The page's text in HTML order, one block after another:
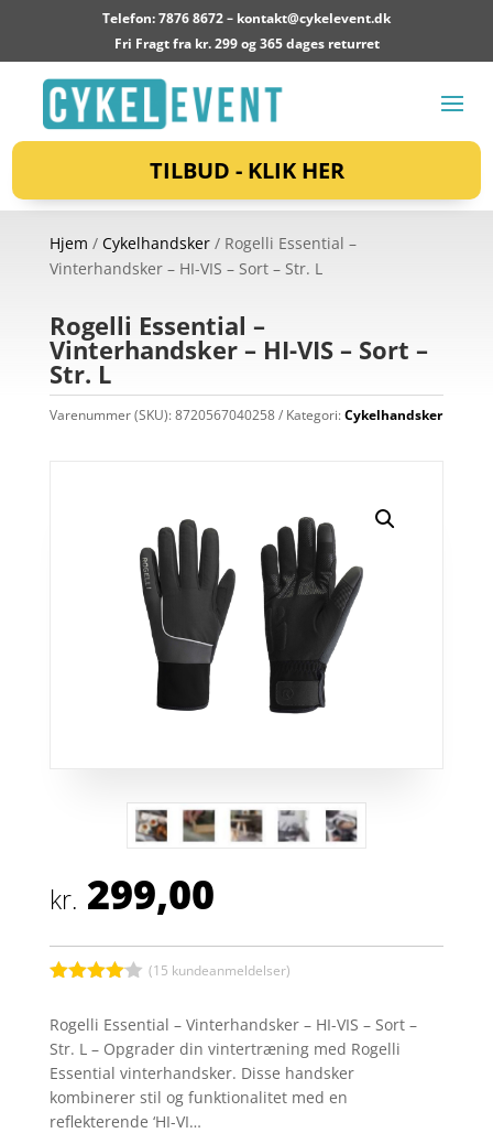
Telefon: 7876 8672 – kontakt@cykelevent.dk
Fri Fragt fra kr. 299 og 365 dages returret
TILBUD - KLIK HER
Hjem / Cykelhandsker/ Rogelli Essential –
Vinterhandsker – HI-VIS – Sort – Str. L
Rogelli Essential –
Vinterhandsker – HI-VIS – Sort –
Str. L
Varenummer (SKU):8720567040258 Kategori:Cykelhandsker
kr. 299,00
ud af 5
baseret
på
kundebed
ømmelse
r
(15 kundeanmeldelser)
Rogelli Essential – Vinterhandsker – HI-VIS – Sort –
Str. L – Opgrader din vintertræning med Rogelli
Essential vinterhandsker. Disse handsker
kombinerer stil og funktionalitet med en
reflekterende ‘HI-VI…